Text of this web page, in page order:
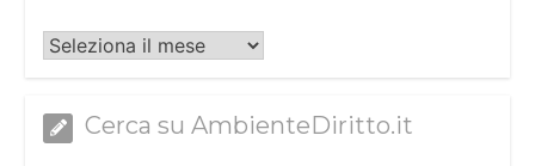
Archivi
Cerca su AmbienteDiritto.it